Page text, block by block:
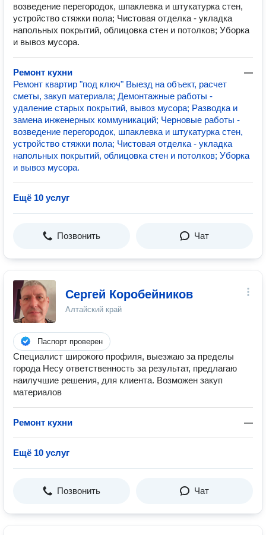
возведение перегородок, шпаклевка и штукатурка стен,
устройство стяжки пола; Чистовая отделка - укладка
напольных покрытий, облицовка стен и потолков; Уборка
и вывоз мусора.
Ремонт кухни
—
Ремонт квартир "под ключ" Выезд на объект, расчет
сметы, закуп материала; Демонтажные работы -
удаление старых покрытий, вывоз мусора; Разводка и
замена инженерных коммуникаций; Черновые работы -
возведение перегородок, шпаклевка и штукатурка стен,
устройство стяжки пола; Чистовая отделка - укладка
напольных покрытий, облицовка стен и потолков; Уборка
и вывоз мусора.
Ещё 10 услуг
Позвонить Чат
Сергей Коробейников
Алтайский край
Паспорт проверен
Специалист широкого профиля, выезжаю за пределы
города Несу ответственность за результат, предлагаю
наилучшие решения, для клиента. Возможен закуп
материалов
Ремонт кухни —
Ещё 10 услуг
Позвонить Чат